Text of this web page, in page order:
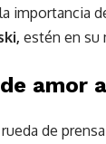
importancia
estén en su
amor
de